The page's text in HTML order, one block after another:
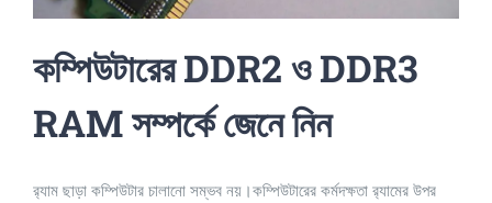
কম্পিউটারের DDR2 ও DDR3
RAM সম্পর্কে জেনে নিন
র‍্যাম ছাড়া কম্পিউটার চালানো সম্ভব নয়।কম্পিউটারের কর্মদক্ষতা র‍্যামের উপর